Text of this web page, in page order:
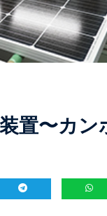
置〜カン